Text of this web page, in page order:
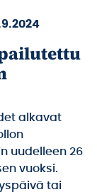
alkavat
uudelleen 26
vuoksi.
tai